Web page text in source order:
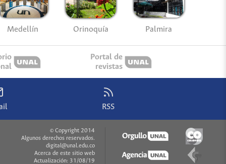
Medellín Orinoquía Palmira
Portal de
revistas
RSS
© Copyright 2014
Algunos derechos reservados.
digital@unal.edu.co
Acerca de este sitio web
Actualización: 31/08/19